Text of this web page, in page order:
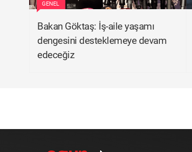
GENEL
Bakan Göktaş: İş-aile yaşamı
dengesini desteklemeye devam
edeceğiz